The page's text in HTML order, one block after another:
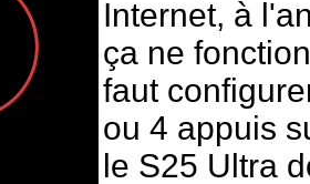
Internet, à
ça ne
faut
ou 4 appuis
le S25 Ultra